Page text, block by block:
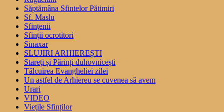
Săptămâna Sfintelor Pătimiri
Sf. Maslu
Sfințenii
Sfinții ocrotitori
Sinaxar
SLUJIRI ARHIEREȘTI
Stareți și Părinți duhovnicești
Tâlcuirea Evangheliei zilei
Un astfel de Arhiereu se cuvenea să avem
Urari
VIDEO
Viețile Sfinților